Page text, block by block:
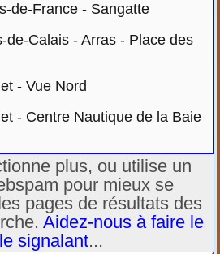
de-France - Sangatte
de-Calais - Arras - Place des
- Vue Nord
- Centre Nautique de la Baie
plus, ou utilise un
pour mieux se
pages de résultats des
Aidez-nous à faire le
signalant...